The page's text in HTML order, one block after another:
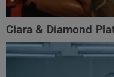
Ciara & Diamond